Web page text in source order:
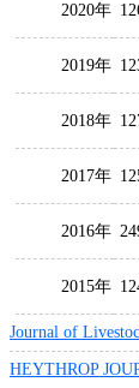
2020年
2019年
2018年
2017年
2016年
2015年
Journal of
HEYTHROP